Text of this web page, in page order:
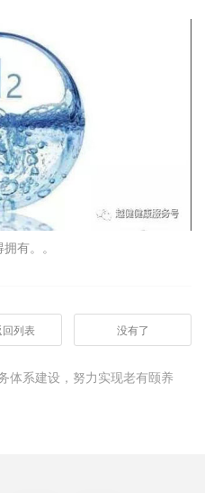
有。。
回列表 没有了
体系建设，努力实现老有颐养